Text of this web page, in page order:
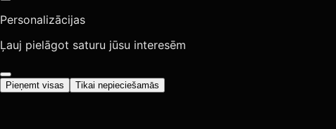
Personalizācijas
Ļauj pielāgot saturu jūsu interesēm
Pieņemt visas Tikai nepieciešamās